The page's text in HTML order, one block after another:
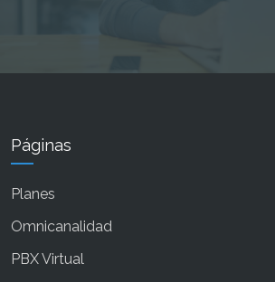
Páginas
Planes
Omnicanalidad
PBX Virtual